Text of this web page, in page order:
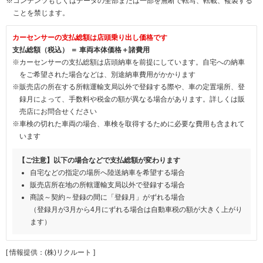
ことを禁じます。
カーセンサーの支払総額は店頭乗り出し価格です
支払総額（税込） ＝ 車両本体価格＋諸費用
※カーセンサーの支払総額は店頭納車を前提にしています。自宅への納車
をご希望された場合などは、別途納車費用がかかります
※販売店の所在する所轄運輸支局以外で登録する際や、車の定置場所、登
録月によって、手数料や税金の額が異なる場合があります。詳しくは販
売店にお問合せください
※車検の切れた車両の場合、車検を取得するために必要な費用も含まれて
います
【ご注意】以下の場合などで支払総額が変わります
自宅などの指定の場所へ陸送納車を希望する場合
販売店所在地の所轄運輸支局以外で登録する場合
商談～契約～登録の間に「登録月」がずれる場合
（登録月が3月から4月にずれる場合は自動車税の額が大きく上がり
ます）
[ 情報提供：(株)リクルート ]